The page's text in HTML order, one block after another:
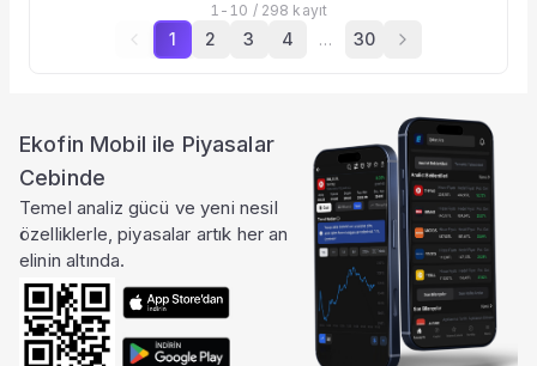
1 - 10 / 298 kayıt
1 2 3 4 … 30
Ekofin Mobil ile Piyasalar
Cebinde
Temel analiz gücü ve yeni nesil
özelliklerle, piyasalar artık her an
elinin altında.